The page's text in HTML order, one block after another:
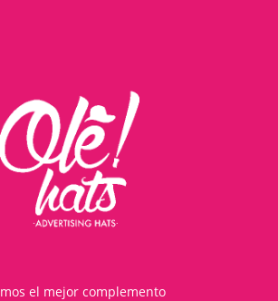
el mejor complemento